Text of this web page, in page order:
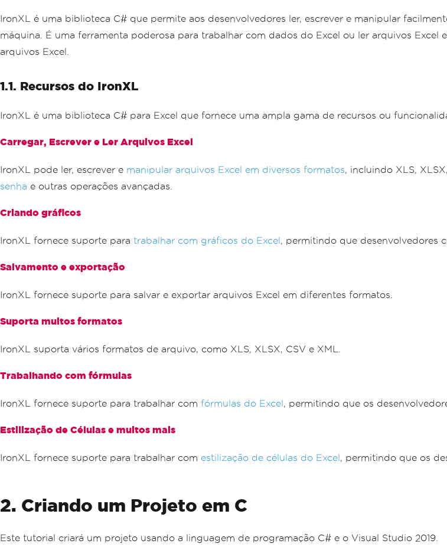
IronXL é uma biblioteca C# que permite aos desenvolvedores ler, escrever e manipular
máquina. É uma ferramenta poderosa para trabalhar com dados do Excel ou ler arquivos
arquivos Excel.
1.1. Recursos do IronXL
IronXL é uma biblioteca C# para Excel que fornece uma ampla gama de recursos ou
Carregar, Escrever e Ler Arquivos Excel
IronXL pode ler, escrever e manipular arquivos Excel em diversos formatos, incluindo XLS,
senha e outras operações avançadas.
Criando gráficos
IronXL fornece suporte para trabalhar com gráficos do Excel, permitindo que desenvolvedores
Salvamento e exportação
IronXL fornece suporte para salvar e exportar arquivos Excel em diferentes formatos.
Suporta muitos formatos
IronXL suporta vários formatos de arquivo, como XLS, XLSX, CSV e XML.
Trabalhando com fórmulas
IronXL fornece suporte para trabalhar com fórmulas do Excel, permitindo que os
Estilização de Células e muitos mais
IronXL fornece suporte para trabalhar com estilização de células do Excel, permitindo que os
2. Criando um Projeto em C
Este tutorial criará um projeto usando a linguagem de programação C# e o Visual Studio 2019.